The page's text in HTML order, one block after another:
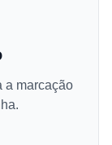
a marcação